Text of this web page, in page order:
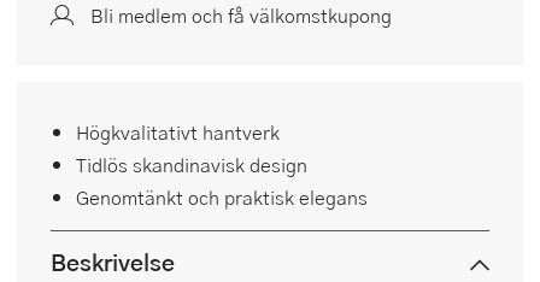
Bli medlem och få välkomstkupong
Högkvalitativt hantverk
Tidlös skandinavisk design
Genomtänkt och praktisk elegans
Beskrivelse